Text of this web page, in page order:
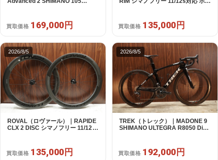
買取価格 169,000円 買取価格 135,000円
2026/8/5
ROVAL（ロヴァール）｜RAPIDE
CLX 2 DISC シマノフリー 11/12s
買取価格 135,000円
2026/8/5
TREK（トレック）｜MADONE 9
SHIMANO ULTEGRA R8050 Di2
買取価格 192,000円